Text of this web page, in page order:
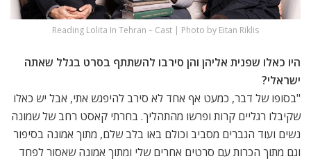
Reading Lolita In Tehran – Cast | Photo by Eitan Riklis
היו כאלו שפנית אליהן והן סירבו להשתתף בסרט בגלל שאתה
ישראלי?
"בסופו של דבר, כמעט אף אחד לא סירב להיפגש אתי, אבל יש כאלו
שקיבלו רגליים קרות ופרשו מהתהליך. בחרתי קאסט רחב של שמונה
נשים ועוד הגברים מסביב וכולם באו בלב שלם, מתוך אמונה בסיפור
וגם מתוך הכרות עם סרטים אחרים שלי ומתוך אמונה שאסור לפחד